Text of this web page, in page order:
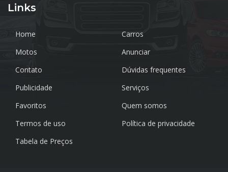
Links
Home
Carros
Motos
Anunciar
Contato
Dúvidas frequentes
Publicidade
Serviços
Favoritos
Quem somos
Termos de uso
Política de privacidade
Tabela de Preços